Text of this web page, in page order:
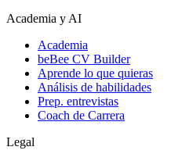
Academia y AI
Academia
beBee CV Builder
Aprende lo que quieras
Análisis de habilidades
Prep. entrevistas
Coach de Carrera
Legal